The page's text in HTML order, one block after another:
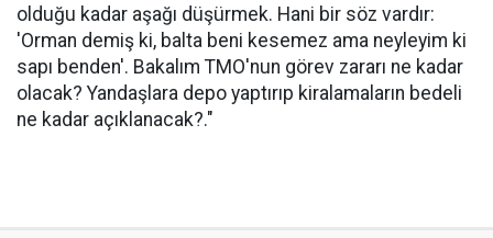
olduğu kadar aşağı düşürmek. Hani bir söz vardır:
'Orman demiş ki, balta beni kesemez ama neyleyim ki
sapı benden'. Bakalım TMO'nun görev zararı ne kadar
olacak? Yandaşlara depo yaptırıp kiralamaların bedeli
ne kadar açıklanacak?."